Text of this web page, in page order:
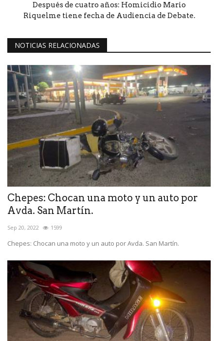
Después de cuatro años: Homicidio Mario
Riquelme tiene fecha de Audiencia de Debate.
NOTICIAS RELACIONADAS
Chepes: Chocan una moto y un auto por
Avda. San Martín.
Sep 20, 2022 1599
Chepes: Chocan una moto y un auto por Avda. San Martín.